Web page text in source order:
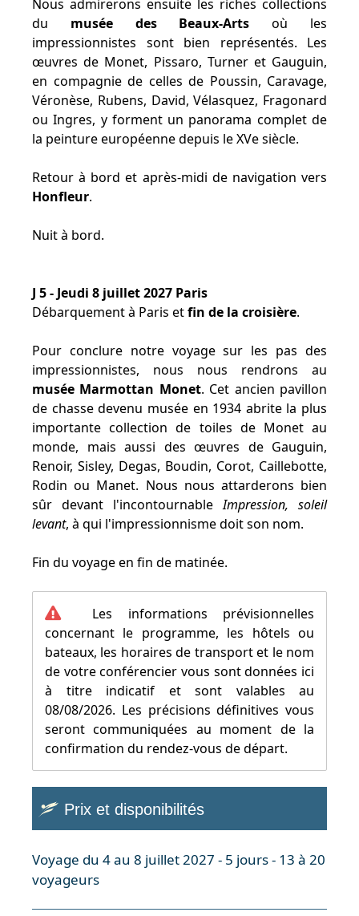
Nous admirerons ensuite les riches collections
du musée des Beaux-Arts où les
impressionnistes sont bien représentés. Les
œuvres de Monet, Pissaro, Turner et Gauguin,
en compagnie de celles de Poussin, Caravage,
Véronèse, Rubens, David, Vélasquez, Fragonard
ou Ingres, y forment un panorama complet de
la peinture européenne depuis le XVe siècle.
Retour à bord et après-midi de navigation vers
Honfleur.
Nuit à bord.
J 5 - Jeudi 8 juillet 2027 Paris
Débarquement à Paris etfin de la croisière.
Pour conclure notre voyage sur les pas des
impressionnistes, nous nous rendrons au
musée Marmottan Monet. Cet ancien pavillon
de chasse devenu musée en 1934 abrite la plus
importante collection de toiles de Monet au
monde, mais aussi des œuvres de Gauguin,
Renoir, Sisley, Degas, Boudin, Corot, Caillebotte,
Rodin ou Manet. Nous nous attarderons bien
sûr devant l'incontournableImpression, soleil
levant, à qui l'impressionnisme doit son nom.
Fin du voyage en fin de matinée.
Les informations prévisionnelles
concernant le programme, les hôtels ou
bateaux, les horaires de transport et le nom
de votre conférencier vous sont données ici
à titre indicatif et sont valables au
08/08/2026. Les précisions définitives vous
seront communiquées au moment de la
confirmation du rendez-vous de départ.
Prix et disponibilités
Voyage du 4 au 8 juillet 2027 - 5 jours - 13 à 20
voyageurs